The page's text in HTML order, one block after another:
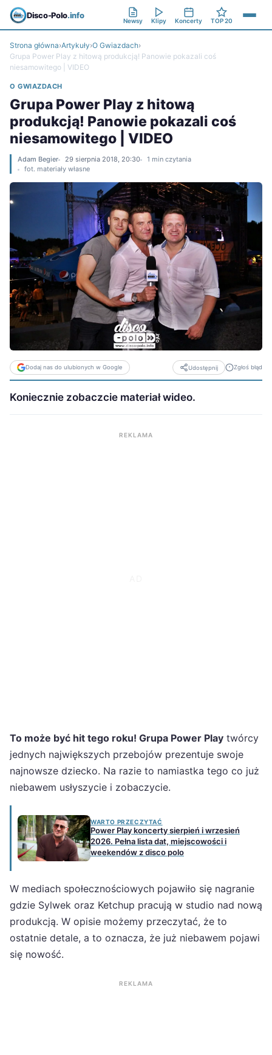
Disco-Polo.info
Newsy Klipy Koncerty TOP 20
Strona główna›Artykuły›O Gwiazdach›
Grupa Power Play z hitową produkcją! Panowie pokazali coś
niesamowitego | VIDEO
O GWIAZDACH
Grupa Power Play z hitową
produkcją! Panowie pokazali coś
niesamowitego | VIDEO
Adam Begier 29 sierpnia 2018, 20:30
1 min czytania
fot. materiały własne
Dodaj nas do ulubionych w Google Udostępnij Zgłoś błąd
Koniecznie zobaczcie materiał wideo.
REKLAMA
To może być hit tego roku! Grupa Power Play twórcy
jednych największych przebojów prezentuje swoje
najnowsze dziecko. Na razie to namiastka tego co już
niebawem usłyszycie i zobaczycie.
WARTO PRZECZYTAĆ
Power Play koncerty sierpień i wrzesień
2026. Pełna lista dat, miejscowości i
weekendów z disco polo
W mediach społecznościowych pojawiło się nagranie
gdzie Sylwek oraz Ketchup pracują w studio nad nową
produkcją. W opisie możemy przeczytać, że to
ostatnie detale, a to oznacza, że już niebawem pojawi
się nowość.
REKLAMA